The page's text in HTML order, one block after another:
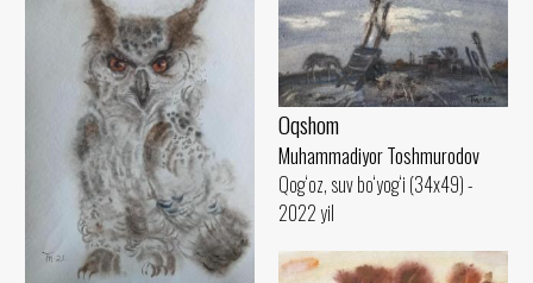
Oqshom
Muhammadiyor Toshmurodov
Qog‘oz, suv bo‘yog‘i (34x49) -
2022 yil